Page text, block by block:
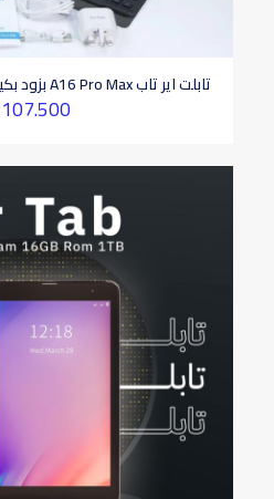
تابلت اير تاب A16 Pro Max بزود بكيبورد وماوس مساحة 1 تيرا
107.500